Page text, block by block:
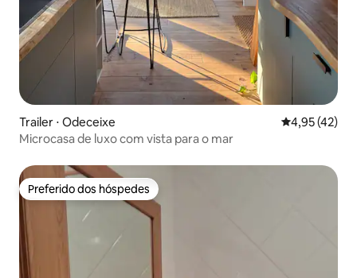
Trailer ⋅ Odeceixe 4,95 de uma
4,95 (42)
Microcasa de luxo com vista para o mar
Preferido dos hóspedes
Preferido dos hóspedes